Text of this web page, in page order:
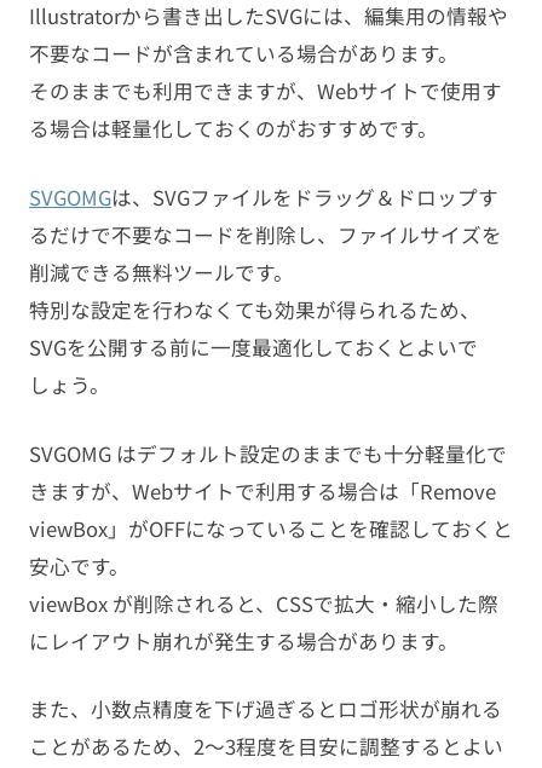
Illustratorから書き出したSVGには、編集用の情報や
不要なコードが含まれている場合があります。
そのままでも利用できますが、Webサイトで使用す
る場合は軽量化しておくのがおすすめです。
SVGOMGは、SVGファイルをドラッグ＆ドロップす
るだけで不要なコードを削除し、ファイルサイズを
削減できる無料ツールです。
特別な設定を行わなくても効果が得られるため、
SVGを公開する前に一度最適化しておくとよいで
しょう。
SVGOMG はデフォルト設定のままでも十分軽量化で
きますが、Webサイトで利用する場合は「Remove
viewBox」がOFFになっていることを確認しておくと
安心です。
viewBox が削除されると、CSSで拡大・縮小した際
にレイアウト崩れが発生する場合があります。
また、小数点精度を下げ過ぎるとロゴ形状が崩れる
ことがあるため、2〜3程度を目安に調整するとよい